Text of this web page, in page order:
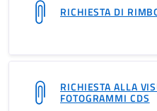
RICHIESTA DI
RICHIESTA ALLA
FOTOGRAMMI CDS